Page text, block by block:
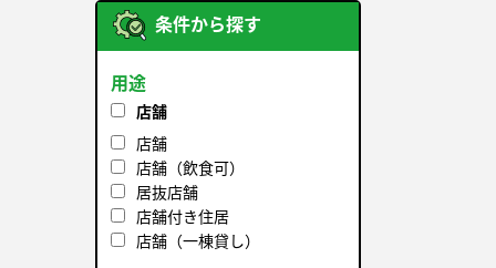
条件から探す
用途
店舗
店舗
店舗（飲食可）
居抜店舗
店舗付き住居
店舗（一棟貸し）